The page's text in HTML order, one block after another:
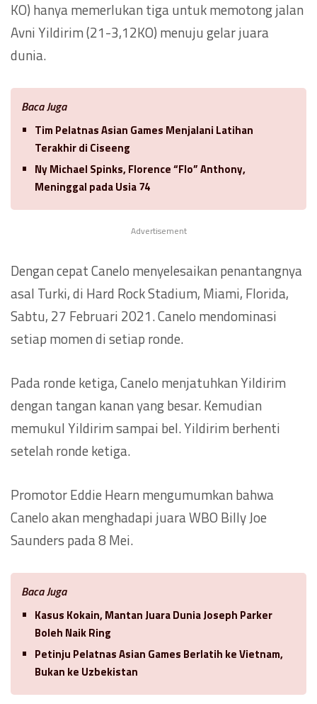
KO) hanya memerlukan tiga untuk memotong jalan
Avni Yildirim (21-3,12KO) menuju gelar juara
dunia.
Baca Juga
Tim Pelatnas Asian Games Menjalani Latihan
Terakhir di Ciseeng
Ny Michael Spinks, Florence “Flo” Anthony,
Meninggal pada Usia 74
Advertisement
Dengan cepat Canelo menyelesaikan penantangnya
asal Turki, di Hard Rock Stadium, Miami, Florida,
Sabtu, 27 Februari 2021. Canelo mendominasi
setiap momen di setiap ronde.
Pada ronde ketiga, Canelo menjatuhkan Yildirim
dengan tangan kanan yang besar. Kemudian
memukul Yildirim sampai bel. Yildirim berhenti
setelah ronde ketiga.
Promotor Eddie Hearn mengumumkan bahwa
Canelo akan menghadapi juara WBO Billy Joe
Saunders pada 8 Mei.
Baca Juga
Kasus Kokain, Mantan Juara Dunia Joseph Parker
Boleh Naik Ring
Petinju Pelatnas Asian Games Berlatih ke Vietnam,
Bukan ke Uzbekistan